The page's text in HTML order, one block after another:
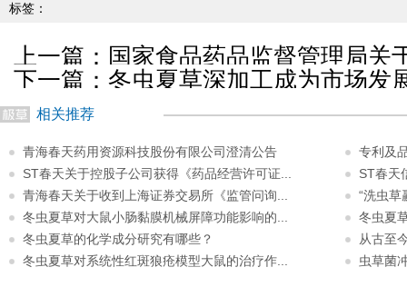
标签：
上一篇： 国家食品药品监督管理局关
品试点工作方案的通知
下一篇： 冬虫夏草深加工成为市场发
相关推荐
青海春天药用资源科技股份有限公司澄清公告
专利及
ST春天关于控股子公司获得《药品经营许可证...
ST春天
青海春天关于收到上海证券交易所《监管问询...
“洗虫草
冬虫夏草对大鼠小肠黏膜机械屏障功能影响的...
冬虫夏
冬虫夏草的化学成分研究有哪些？
从古至
冬虫夏草对系统性红斑狼疮模型大鼠的治疗作...
虫草菌